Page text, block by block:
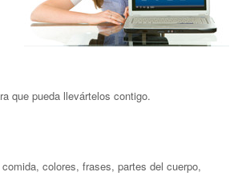
que pueda llevártelos contigo.
colores, frases, partes del cuerpo,